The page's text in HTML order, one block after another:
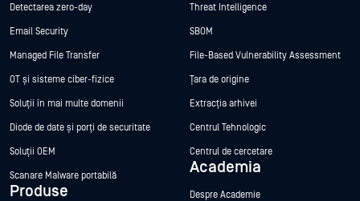
Detectarea zero-day
Email Security
Managed File Transfer
OT și sisteme ciber-fizice
Soluții în mai multe domenii
Diode de date și porți de securitate
Soluții OEM
Scanare Malware portabilă
Produse
Threat Intelligence
SBOM
File-Based Vulnerability Assessment
Țara de origine
Extracția arhivei
Centrul Tehnologic
Centrul de cercetare
Academia
Despre Academie